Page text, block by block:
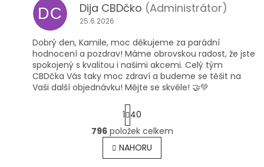
DC Dija CBDčko (Administrátor)
25.6.2026
Dobrý den, Kamile, moc děkujeme za parádní
hodnocení a pozdrav! Máme obrovskou radost, že jste
spokojený s kvalitou i našimi akcemi. Celý tým
CBDčka Vás taky moc zdraví a budeme se těšit na
Vaši další objednávku! Mějte se skvěle! 🤝💚
O
v
l
S
t
r
á
n
k
1 40
796položek celkem
NAHORU